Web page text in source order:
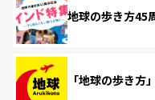
地球の歩き方45
「地球の歩き方